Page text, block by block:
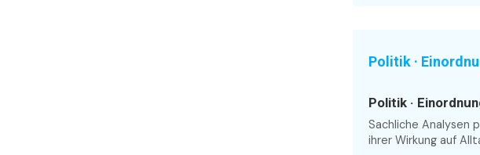
Politik ·
Politik ·
Sachliche Analysen
ihrer Wirkung auf